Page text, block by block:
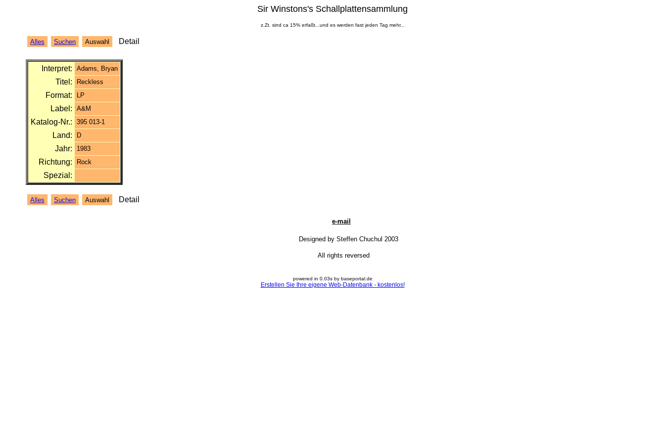
Sir Winstons's Schallplattensammlung
z.Zt. sind ca 15% erfaßt...und es werden fast jeden Tag mehr...
Alles Suchen Auswahl Detail
Interpret: Adams, Bryan
Titel: Reckless
Format: LP
Label: A&M
Katalog-Nr.: 395 013-1
Land: D
Jahr: 1983
Richtung: Rock
Spezial:
Alles Suchen Auswahl Detail
e-mail
Designed by Steffen Chuchul 2003
All rights reversed
powered in 0.03s by baseportal.de
Erstellen Sie Ihre eigene Web-Datenbank - kostenlos!